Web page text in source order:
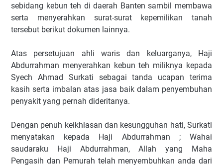
sebidang kebun teh di daerah Banten sambil membawa
serta menyerahkan surat-surat kepemilikan tanah
tersebut berikut dokumen lainnya.
Atas persetujuan ahli waris dan keluarganya, Haji
Abdurrahman menyerahkan kebun teh miliknya kepada
Syech Ahmad Surkati sebagai tanda ucapan terima
kasih serta imbalan atas jasa baik dalam penyembuhan
penyakit yang pernah dideritanya.
Dengan penuh keikhlasan dan kesungguhan hati, Surkati
menyatakan kepada Haji Abdurrahman ; Wahai
saudaraku Haji Abdurrahman, Allah yang Maha
Pengasih dan Pemurah telah menyembuhkan anda dari